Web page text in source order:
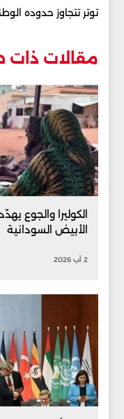
توتر تتجاوز حدوده
مقالات ذات
الكوليرا والجوع
الأبيض السودانية
2 آب 2026